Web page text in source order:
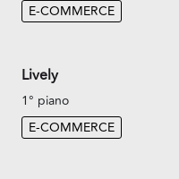
E-COMMERCE
Lively
1° piano
E-COMMERCE